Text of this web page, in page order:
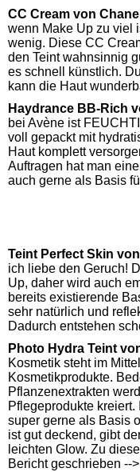
CC Cream von
wenn Make Up zu viel
wenig. Diese CC
den Teint wahnsinnig
es schnell künstlich.
kann die Haut
Haydrance BB-Rich
bei Avène ist
voll gepackt mit
Haut komplett
Auftragen hat man
auch gerne als Basis
Teint Perfect Skin
ich liebe den Geruch!
Up, daher wird auch
bereits existierende
sehr natürlich und
Dadurch entstehen
Photo Hydra Teint
Kosmetik steht im
Kosmetikprodukte.
Pflanzenextrakten
Pflegeprodukte
super gerne als Basis
ist gut deckend, gibt
leichten Glow. Zu
Bericht geschrieben --